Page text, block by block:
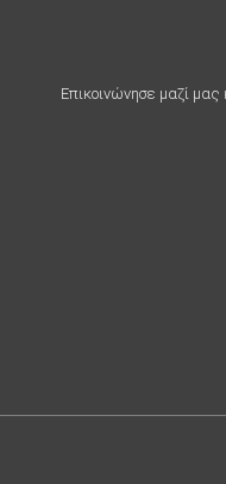
Επικοινώνησε μαζί